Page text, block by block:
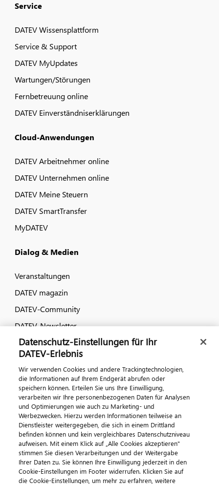
Service
DATEV Wissensplattform
Service & Support
DATEV MyUpdates
Wartungen/Störungen
Fernbetreuung online
DATEV Einverständniserklärungen
Cloud-Anwendungen
DATEV Arbeitnehmer online
DATEV Unternehmen online
DATEV Meine Steuern
DATEV SmartTransfer
MyDATEV
Dialog & Medien
Veranstaltungen
DATEV magazin
DATEV-Community
DATEV-Newsletter
Kontaktieren Sie uns
© 2026 DATEV eG
ImpressumDatenschutzAGB Kontakt
Cookie-Einstellungen
Datenschutz-Einstellungen für Ihr
DATEV-Erlebnis
Wir verwenden Cookies und andere Trackingtechnologien,
die Informationen auf Ihrem Endgerät abrufen oder
speichern können. Erteilen Sie uns Ihre Einwilligung,
verarbeiten wir Ihre personenbezogenen Daten für Analysen
und Optimierungen wie auch zu Marketing- und
Werbezwecken. Hierzu werden Informationen teilweise an
Dienstleister weitergegeben, die sich in einem Drittland
befinden können und kein vergleichbares Datenschutzniveau
aufweisen. Mit einem Klick auf „Alle Cookies akzeptieren"
stimmen Sie diesen Verarbeitungen und der Weitergabe
Ihrer Daten zu. Sie können Ihre Einwilligung jederzeit in den
Cookie-Einstellungen im Footer widerrufen. Klicken Sie auf
die Cookie-Einstellungen, um mehr zu erfahren, weitere